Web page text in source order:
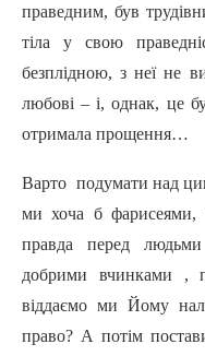
праведним, був
тіла у свою
безплідною, з неї не
любові – і, однак, це
отримала прощення…
Варто подумати над
ми хоча б фарисеями,
правда перед
добрими вчинками ,
віддаємо ми Йому
право? А потім